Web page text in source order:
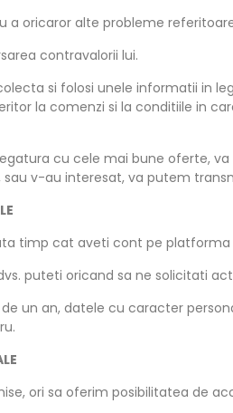
a oricaror alte probleme
contravalorii lui.
si folosi unele informatii in
la comenzi si la conditiile in
cu cele mai bune oferte,
v-au interesat, va putem
timp cat aveti cont pe platforma
puteti oricand sa ne solicitati
un an, datele cu caracter
ori sa oferim posibilitatea de